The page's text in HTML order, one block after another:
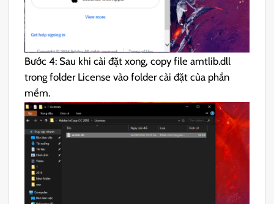
Bước 4: Sau khi cài đặt xong, copy file amtlib.dll
trong folder License vào folder cài đặt của phần
mềm.